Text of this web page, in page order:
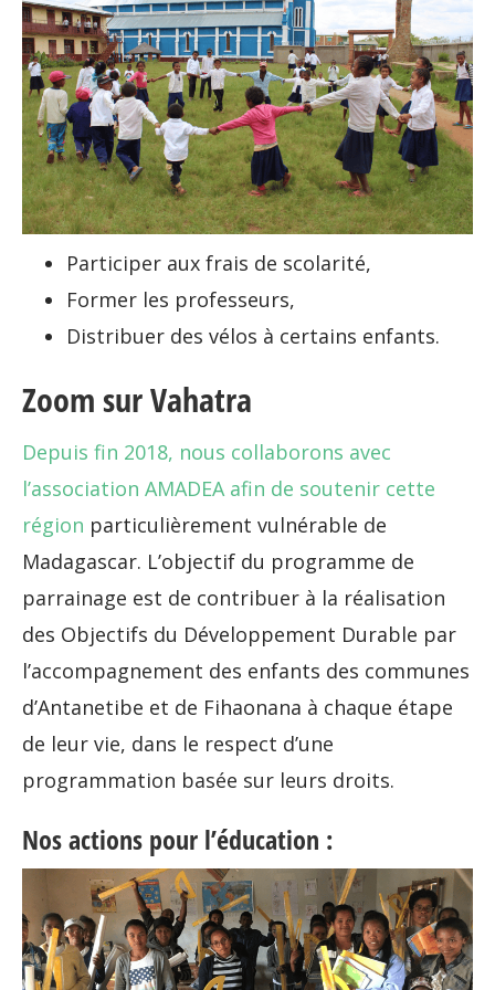
Participer aux frais de scolarité,
Former les professeurs,
Distribuer des vélos à certains enfants.
Zoom sur Vahatra
Depuis fin 2018, nous collaborons avec
l’association AMADEA afin de soutenir cette
région particulièrement vulnérable de
Madagascar. L’objectif du programme de
parrainage est de contribuer à la réalisation
des Objectifs du Développement Durable par
l’accompagnement des enfants des communes
d’Antanetibe et de Fihaonana à chaque étape
de leur vie, dans le respect d’une
programmation basée sur leurs droits.
Nos actions pour l’éducation :